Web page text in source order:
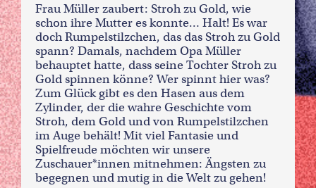
Frau Müller zaubert: Stroh zu Gold, wie
schon ihre Mutter es konnte… Halt! Es war
doch Rumpelstilzchen, das das Stroh zu Gold
spann? Damals, nachdem Opa Müller
behauptet hatte, dass seine Tochter Stroh zu
Gold spinnen könne? Wer spinnt hier was?
Zum Glück gibt es den Hasen aus dem
Zylinder, der die wahre Geschichte vom
Stroh, dem Gold und von Rumpelstilzchen
im Auge behält! Mit viel Fantasie und
Spielfreude möchten wir unsere
Zuschauer*innen mitnehmen: Ängsten zu
begegnen und mutig in die Welt zu gehen!